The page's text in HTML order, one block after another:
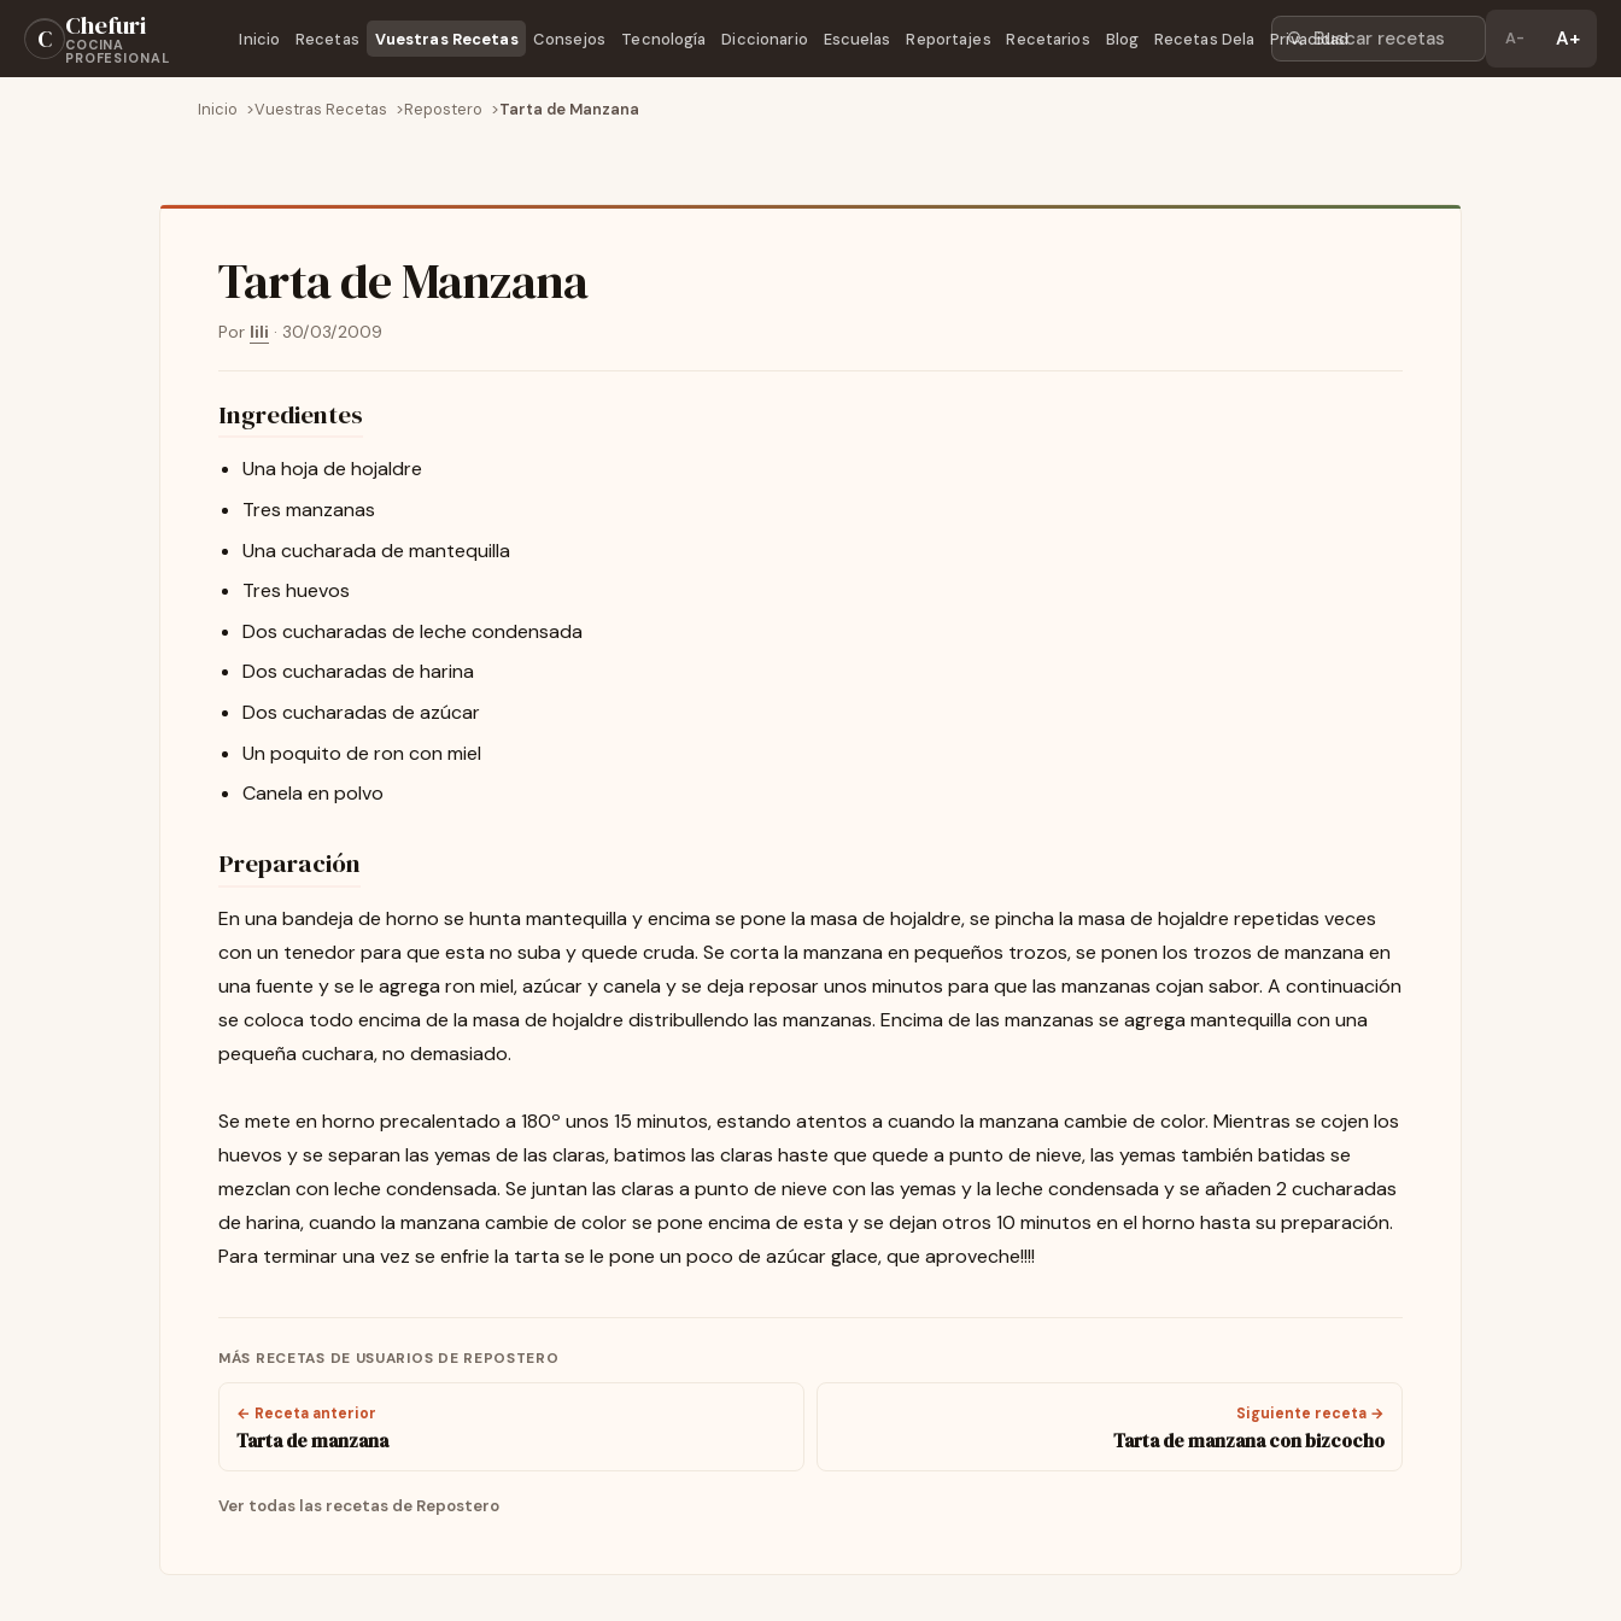
C Chefuri
COCINA
PROFESIONAL
Buscar recetas A- A+
Inicio Recetas Vuestras Recetas Consejos Tecnología Diccionario Escuelas Reportajes Recetarios Blog Recetas Dela Privacidad
Inicio Vuestras Recetas Repostero Tarta de Manzana
Tarta de Manzana
Por lili · 30/03/2009
Ingredientes
Una hoja de hojaldre
Tres manzanas
Una cucharada de mantequilla
Tres huevos
Dos cucharadas de leche condensada
Dos cucharadas de harina
Dos cucharadas de azúcar
Un poquito de ron con miel
Canela en polvo
Preparación
En una bandeja de horno se hunta mantequilla y encima se pone la masa de hojaldre, se pincha la masa de hojaldre repetidas veces
con un tenedor para que esta no suba y quede cruda. Se corta la manzana en pequeños trozos, se ponen los trozos de manzana en
una fuente y se le agrega ron miel, azúcar y canela y se deja reposar unos minutos para que las manzanas cojan sabor. A continuación
se coloca todo encima de la masa de hojaldre distribullendo las manzanas. Encima de las manzanas se agrega mantequilla con una
pequeña cuchara, no demasiado.
Se mete en horno precalentado a 180º unos 15 minutos, estando atentos a cuando la manzana cambie de color. Mientras se cojen los
huevos y se separan las yemas de las claras, batimos las claras haste que quede a punto de nieve, las yemas también batidas se
mezclan con leche condensada. Se juntan las claras a punto de nieve con las yemas y la leche condensada y se añaden 2 cucharadas
de harina, cuando la manzana cambie de color se pone encima de esta y se dejan otros 10 minutos en el horno hasta su preparación.
Para terminar una vez se enfrie la tarta se le pone un poco de azúcar glace, que aproveche!!!!
MÁS RECETAS DE USUARIOS DE REPOSTERO
← Receta anterior
Tarta de manzana
Siguiente receta →
Tarta de manzana con bizcocho
Ver todas las recetas de Repostero